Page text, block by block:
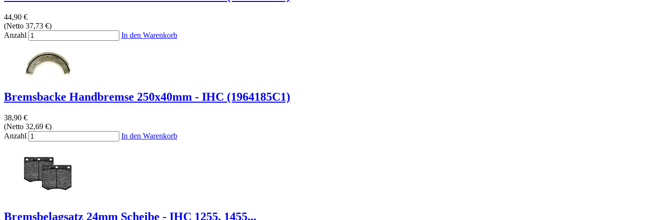
44,90 €
(Netto 37,73 €)
Anzahl
In den Warenkorb
Bremsbacke Handbremse 250x40mm - IHC (1964185C1)
38,90 €
(Netto 32,69 €)
Anzahl
In den Warenkorb
Bremsbelagsatz 24mm Scheibe - IHC 1255, 1455...